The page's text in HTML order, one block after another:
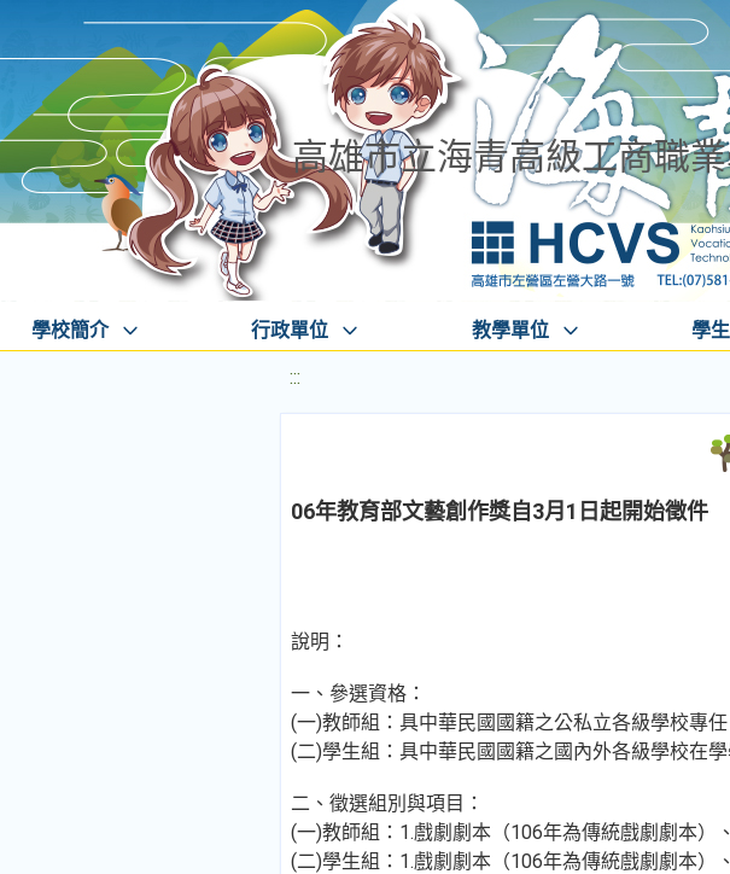
高雄市立海青高級工商職
學校簡介 行政單位 教學單位 學
:::
06年教育部文藝創作獎自3月1日起開始徵件
說明：
一、參選資格：
(一)教師組：具中華民國國籍之公私立各級學校專
(二)學生組：具中華民國國籍之國內外各級學校在學
二、徵選組別與項目：
(一)教師組：1.戲劇劇本（106年為傳統戲劇劇本）
(二)學生組：1.戲劇劇本（106年為傳統戲劇劇本）